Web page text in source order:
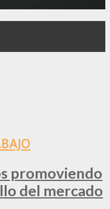
promoviendo
del mercado